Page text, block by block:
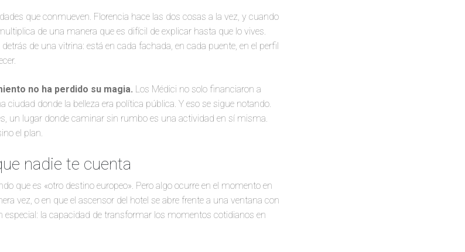
que conmueven. Florencia hace las dos cosas a la vez, y cuando
de una manera que es difícil de explicar hasta que lo vives.
de una vitrina: está en cada fachada, en cada puente, en el perfil
no ha perdido su magia. Los Médici no solo financiaron a
ciudad donde la belleza era política pública. Y eso se sigue notando.
un lugar donde caminar sin rumbo es una actividad en sí misma.
el plan.
nadie te cuenta
que es «otro destino europeo». Pero algo ocurre en el momento en
vez, o en que el ascensor del hotel se abre frente a una ventana con
especial: la capacidad de transformar los momentos cotidianos en